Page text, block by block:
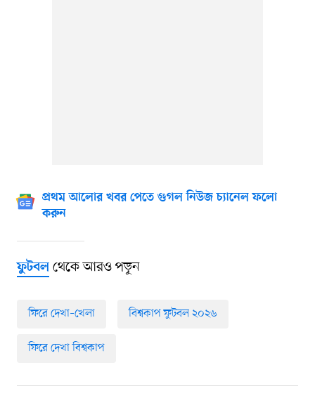
প্রথম আলোর খবর পেতে গুগল নিউজ চ্যানেল ফলো
করুন
ফুটবলথেকে আরও পড়ুন
ফিরে দেখা–খেলা বিশ্বকাপ ফুটবল ২০২৬
ফিরে দেখা বিশ্বকাপ